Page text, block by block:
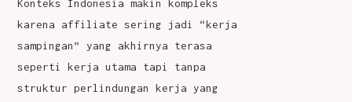
Konteks Indonesia makin kompleks
karena affiliate sering jadi “kerja
sampingan” yang akhirnya terasa
seperti kerja utama tapi tanpa
struktur perlindungan kerja yang